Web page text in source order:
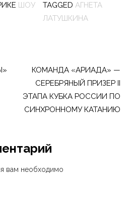
ШОУ TAGGED АГНЕТА
ЛАТУШКИНА
КОМАНДА «АРИАДА» —
СЕРЕБРЯНЫЙ ПРИЗЕР II
ЭТАПА КУБКА РОССИИ ПО
СИНХРОННОМУ КАТАНИЮ
вам необходимо